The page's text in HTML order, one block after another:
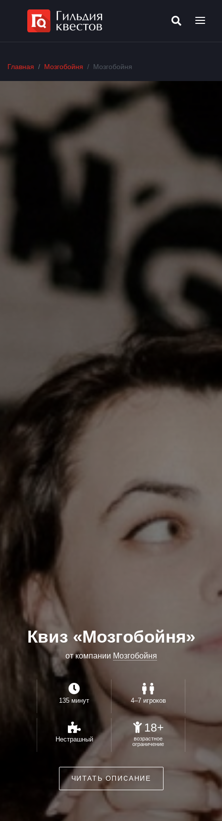
Главная Мозгобойня Мозгобойня
Квиз «Мозгобойня»
от компании Мозгобойня
135 минут 4–7 игроков
Нестрашный
18+
возрастное
ограничение
ЧИТАТЬ ОПИСАНИЕ